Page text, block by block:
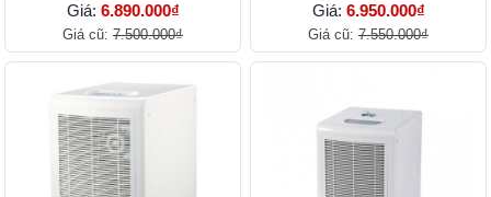
Giá: 6.890.000₫
Giá cũ: 7.500.000₫
Giá: 6.950.000₫
Giá cũ: 7.550.000₫